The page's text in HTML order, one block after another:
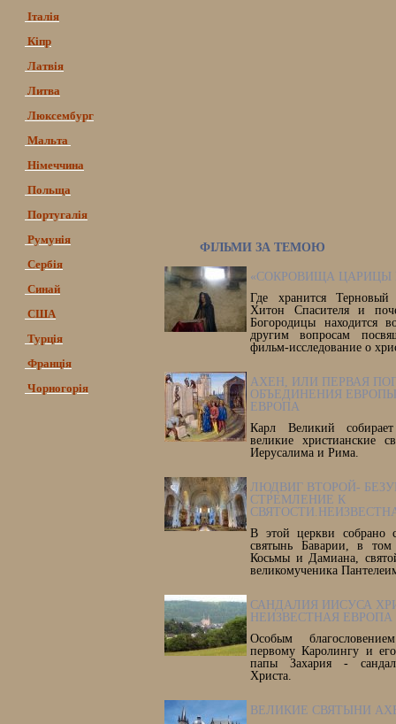
Італія
Кіпр
Латвія
Литва
Люксембург
Мальта
Німеччина
Польща
Португалія
Румунія
Сербія
Синай
США
Турція
Франція
Чорногорія
ФІЛЬМИ ЗА ТЕМОЮ
«СОКРОВИЩА ЦАРИЦЫ
Где хранится
Хитон Спасителя и
Богородицы находится
другим вопросам
фильм-исследование о
АХЕН, ИЛИ ПЕРВАЯ
ОБЪЕДИНЕНИЯ
ЕВРОПА
Карл Великий
великие христианские
Иерусалима и Рима.
ЛЮДВИГ ВТОРОЙ-
СТРЕМЛЕНИЕ К
В этой церкви собрано
святынь Баварии, в
Косьмы и Дамиана,
великомученика
САНДАЛИЯ ИИСУСА
НЕИЗВЕСТНАЯ ЕВРОПА
Особым
первому Каролингу и
папы Захария -
Христа.
ВЕЛИКИЕ СВЯТЫНИ